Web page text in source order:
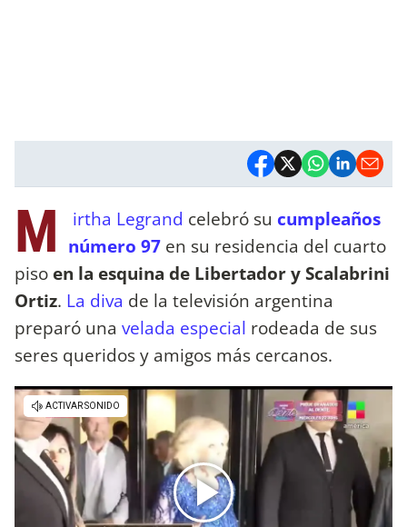
M irtha Legrand celebró su cumpleaños
número 97 en su residencia del cuarto
piso en la esquina de Libertador y Scalabrini
Ortiz. La diva de la televisión argentina
preparó una velada especial rodeada de sus
seres queridos y amigos más cercanos.